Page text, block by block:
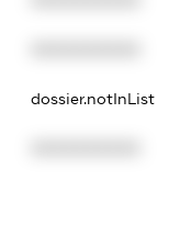
dossier.notInList